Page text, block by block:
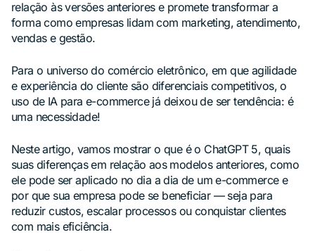
relação às versões anteriores e promete transformar a
forma como empresas lidam com marketing, atendimento,
vendas e gestão.
Para o universo do comércio eletrônico, em que agilidade
e experiência do cliente são diferenciais competitivos, o
uso de IA para e-commerce já deixou de ser tendência: é
uma necessidade!
Neste artigo, vamos mostrar o que é o ChatGPT 5, quais
suas diferenças em relação aos modelos anteriores, como
ele pode ser aplicado no dia a dia de um e-commerce e
por que sua empresa pode se beneficiar — seja para
reduzir custos, escalar processos ou conquistar clientes
com mais eficiência.